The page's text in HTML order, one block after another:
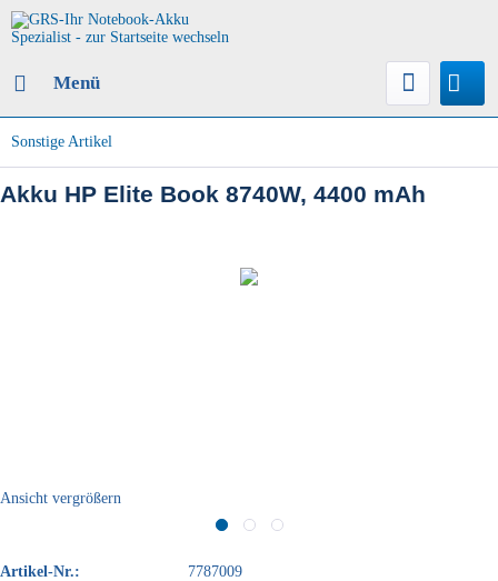
Menü
Sonstige Artikel
Akku HP Elite Book 8740W, 4400 mAh
Ansicht vergrößern
Artikel-Nr.: 7787009